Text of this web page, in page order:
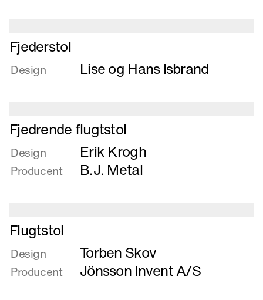
i
Læs
mere
om
Fjederstol
Design Lise og Hans Isbrand
Læs
mere
om
Fjedrende
flugtstol
Fjedrende flugtstol
Design Erik Krogh
Producent B.J. Metal
Læs
mere
om
Flugtstol
Flugtstol
Design Torben Skov
Producent Jönsson Invent A/S